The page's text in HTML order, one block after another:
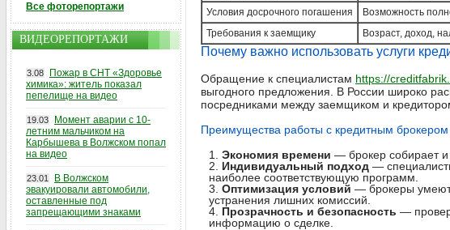
Условия досрочного погашения
Возможность
Требования к заемщику
Возраст, доход,
Почему важно использовать услуги
Обращение к специалистам https://
выгодного предложения. В России широко
посредниками между заемщиком и
Преимущества работы с кредитным брокером
Экономия времени — брокер собирает
Индивидуальный подход —
наиболее соответствующую программ.
Оптимизация условий — брокеры умеют
устранения лишних комиссий.
Прозрачность и безопасность —
информацию о сделке.
Все фоторепортажи
ВИДЕОРЕПОРТАЖИ
3.08
Пожар в СНТ «Здоровье
химика»: житель показал
пепелище на видео
19.03
Момент аварии с 10-
летним мальчиком на
Карбышева в Волжском попал
на видео
23.01
В Волжском
эвакуировали автомобили,
оставленные под
запрещающими знаками